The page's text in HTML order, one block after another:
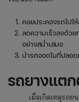
คอยประคองรถไปใ
ลดความเร็วลงด้วย
อย่างสม่ำเสมอ
นำรถจอดในที่ปลอด
รถยางแตก
เมื่อเกิดเหตุรถยนต์